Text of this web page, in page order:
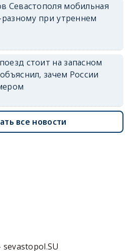
Севастополя мобильная
разному при утреннем
стоит на запасном
зачем России
все новости